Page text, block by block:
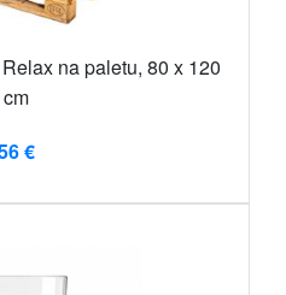
na paletu, 80 x 120
cm
€